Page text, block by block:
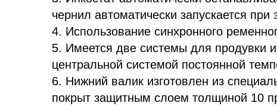
чернил автоматически запускается
4. Использование синхронного
5. Имеется две системы для продувки
центральной системой постоянной
6. Нижний валик изготовлен из
покрыт защитным слоем толщиной 10